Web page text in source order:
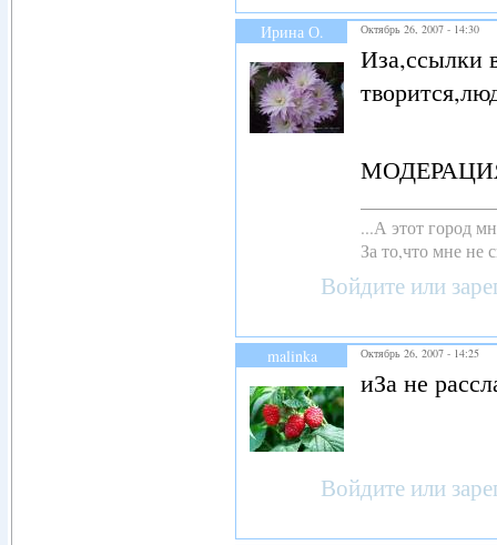
Ирина О. Октябрь 26, 2007 - 14:30
Иза,ссылки
...А этот город
За то,что мне не
Войдите или
malinka Октябрь 26, 2007 - 14:25
иЗа не
Войдите или